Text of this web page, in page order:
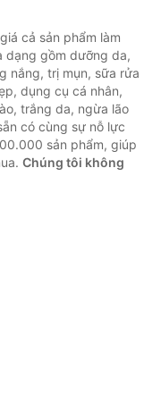
cả sản phẩm làm
dạng gồm dưỡng da,
nắng, trị mụn, sữa rửa
dụng cụ cá nhân,
trắng da, ngừa lão
có cùng sự nỗ lực
sản phẩm, giúp
Chúng tôi không